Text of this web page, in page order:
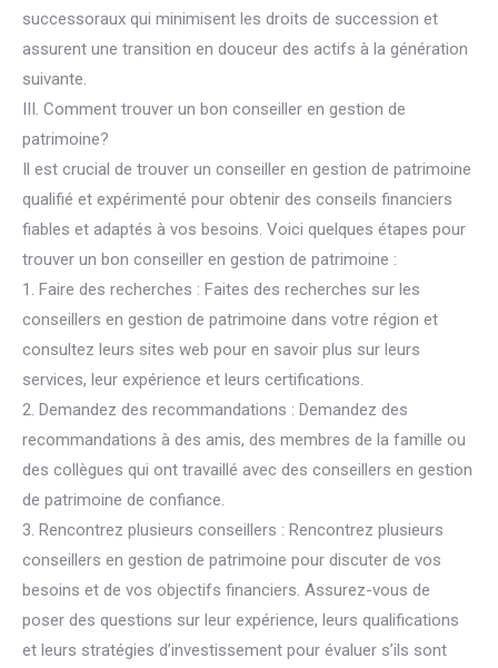
successoraux qui minimisent les droits de succession et
assurent une transition en douceur des actifs à la génération
suivante.
III. Comment trouver un bon conseiller en gestion de
patrimoine?
Il est crucial de trouver un conseiller en gestion de patrimoine
qualifié et expérimenté pour obtenir des conseils financiers
fiables et adaptés à vos besoins. Voici quelques étapes pour
trouver un bon conseiller en gestion de patrimoine :
1. Faire des recherches : Faites des recherches sur les
conseillers en gestion de patrimoine dans votre région et
consultez leurs sites web pour en savoir plus sur leurs
services, leur expérience et leurs certifications.
2. Demandez des recommandations : Demandez des
recommandations à des amis, des membres de la famille ou
des collègues qui ont travaillé avec des conseillers en gestion
de patrimoine de confiance.
3. Rencontrez plusieurs conseillers : Rencontrez plusieurs
conseillers en gestion de patrimoine pour discuter de vos
besoins et de vos objectifs financiers. Assurez-vous de
poser des questions sur leur expérience, leurs qualifications
et leurs stratégies d’investissement pour évaluer s’ils sont